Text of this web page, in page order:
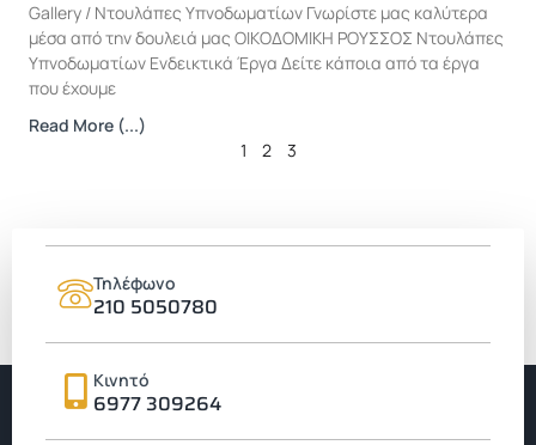
Gallery / Ντουλάπες Υπνοδωματίων Γνωρίστε μας καλύτερα
μέσα από την δουλειά μας ΟΙΚΟΔΟΜΙΚΗ ΡΟΥΣΣΟΣ Ντουλάπες
Υπνοδωματίων Ενδεικτικά Έργα Δείτε κάποια από τα έργα
που έχουμε
Read More (...)
1
2 3
Τηλέφωνο
210 5050780
Κινητό
6977 309264